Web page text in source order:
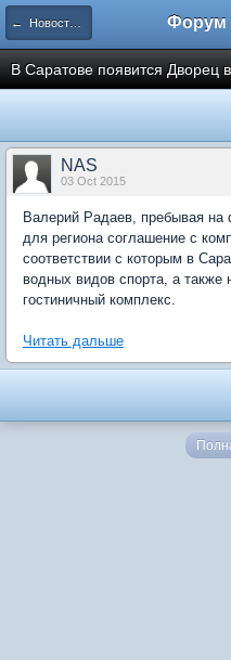
← Новости рынка недвижимости
В Саратове появится Дворец
NAS
03 Oct 2015
Валерий Радаев, пребывая
для региона соглашение с
соответствии с которым в
водных видов спорта, а также
гостиничный комплекс.
Читать дальше